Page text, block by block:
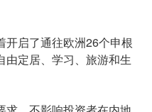
启了通往欧洲26个申根
由定居、学习、旅游和生